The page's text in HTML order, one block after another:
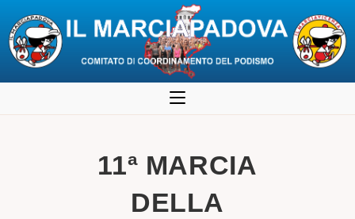
al
11ª MARCIA
DELLA